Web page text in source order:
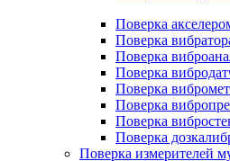
Поверка
Поверка
Поверка
Поверка
Поверка
Поверка
Поверка
Поверка
Поверка измерителей